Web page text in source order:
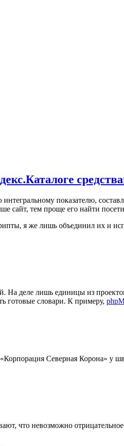
интегральному показателю,
сайт, тем проще его найти
я же лишь объединил их и
На деле лишь единицы из
готовые словари. К примеру,
Северная Корона» у
что невозможно